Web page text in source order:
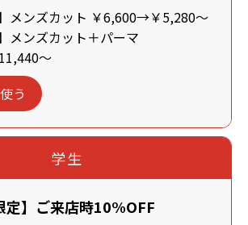
メンズカット ￥6,600→￥5,280～
メンズカット＋パーマ
～
う
学生
定】ご来店時10%OFF